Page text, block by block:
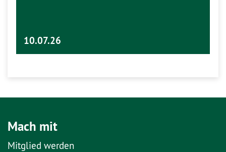
10.07.26
Mach mit
Mitglied werden